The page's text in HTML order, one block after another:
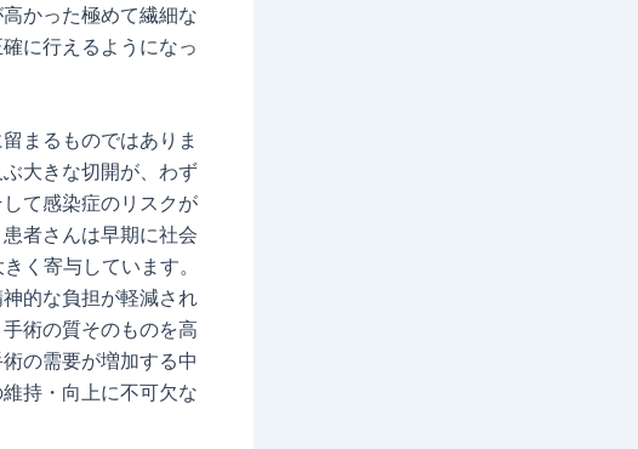
かった極めて繊細な
に行えるようになっ
まるものではありま
大きな切開が、わず
て感染症のリスクが
者さんは早期に社会
く寄与しています。
的な負担が軽減され
術の質そのものを高
の需要が増加する中
持・向上に不可欠な